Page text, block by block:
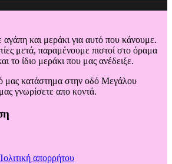
και μεράκι για αυτό που κάνουμε.
μετά, παραμένουμε πιστοί στο όραμα
το ίδιο μεράκι που μας ανέδειξε.
μας κατάστημα στην οδό Μεγάλου
γνωρίσετε απο κοντά.
απορρήτου